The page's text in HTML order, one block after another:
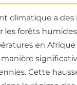
climatique a des
les forêts
en
Cette